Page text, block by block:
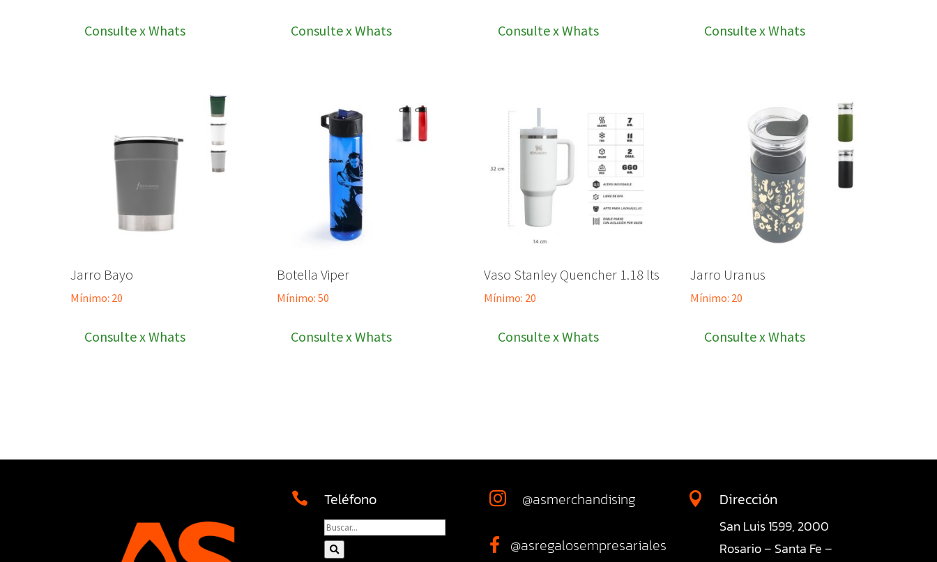
Consulte x Whats Consulte x Whats Consulte x Whats Consulte x Whats
Jarro Bayo
Mínimo: 20
Consulte x Whats
Botella Viper
Mínimo: 50
Consulte x Whats
Vaso Stanley Quencher 1.18 lts
Mínimo: 20
Consulte x Whats
Jarro Uranus
Mínimo: 20
Consulte x Whats
 Teléfono  @asmerchandising
 @asregalosempresariales
 Dirección
San Luis 1599, 2000
Rosario – Santa Fe –